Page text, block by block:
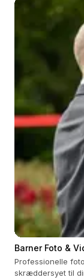
Barner Foto &
Professionelle
skræddersyet til